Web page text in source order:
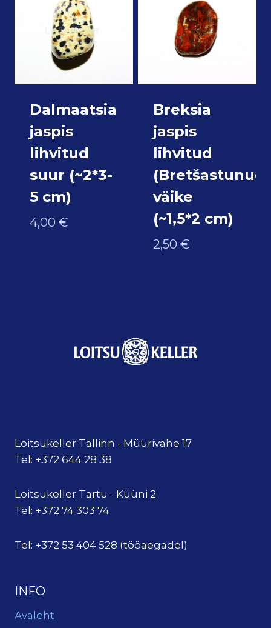
Dalmaatsia
jaspis
lihvitud
suur (~2*3-
5 cm)
4,00 €
Breksia
jaspis
lihvitud
(Bretšastunud)
väike
(~1,5*2 cm)
2,50 €
Loitsukeller Tallinn - Müürivahe 17
Tel: +372 644 28 38
Loitsukeller Tartu - Küüni 2
Tel: +372 74 303 74
Tel: +372 53 404 528 (tööaegadel)
INFO
Avaleht